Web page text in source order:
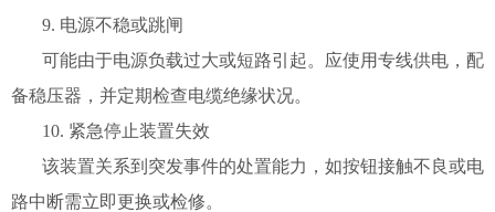
9. 电源不稳或跳闸
可能由于电源负载过大或短路引起。应使用专线供电，配
备稳压器，并定期检查电缆绝缘状况。
10. 紧急停止装置失效
该装置关系到突发事件的处置能力，如按钮接触不良或电
路中断需立即更换或检修。